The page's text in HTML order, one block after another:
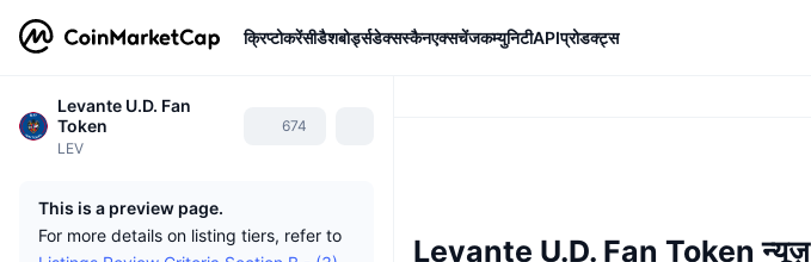
क्रिप्टोकरेंसीडैशबोर्ड्सडेक्सस्कैनएक्सचेंजकम्युनिटीAPIप्रोडक्ट्स
Levante U.D. Fan
Token
LEV
674
This is a preview page.
For more details on listing tiers, refer to
Levante U.D. Fan Token न्यूज़